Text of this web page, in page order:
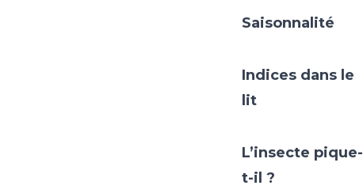
Saisonnalité
Indices dans le
lit
L’insecte pique-
t-il ?